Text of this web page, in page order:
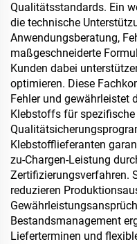
Qualitätsstandards. Ein
die technische
Anwendungsberatung,
maßgeschneiderte
Kunden dabei
optimieren. Diese
Fehler und gewährleistet
Klebstoffs für spezifische
Klebstofflieferanten
zu-Chargen-Leistung
Zertifizierungsverfahren.
reduzieren
Bestandsmanagement
Lieferterminen und